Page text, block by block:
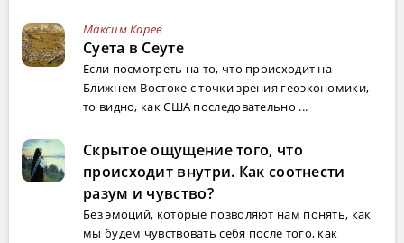
Максим Карев
Суета в Сеуте
Если посмотреть на то, что происходит на
Ближнем Востоке с точки зрения геоэкономики,
то видно, как США последовательно ...
Скрытое ощущение того, что
происходит внутри. Как соотнести
разум и чувство?
Без эмоций, которые позволяют нам понять, как
мы будем чувствовать себя после того, как